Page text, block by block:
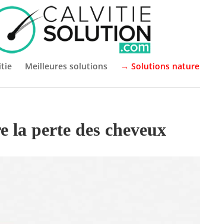
Meilleures solutions → Solutions
la perte des cheveux